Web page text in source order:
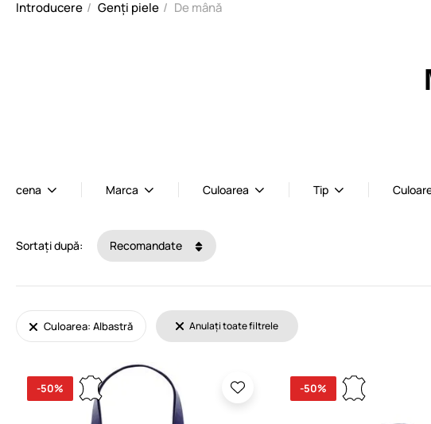
Introducere Genți piele De mână
cena Marca Culoarea Tip
Sortați după: Recomandate
Anulați toate filtrele
Culoarea: Albastră
-50% -50%